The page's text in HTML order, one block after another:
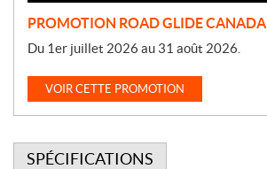
PROMOTION ROAD GLIDE CANADA
Du 1er juillet 2026 au 31 août 2026.
VOIR CETTE PROMOTION
SPÉCIFICATIONS